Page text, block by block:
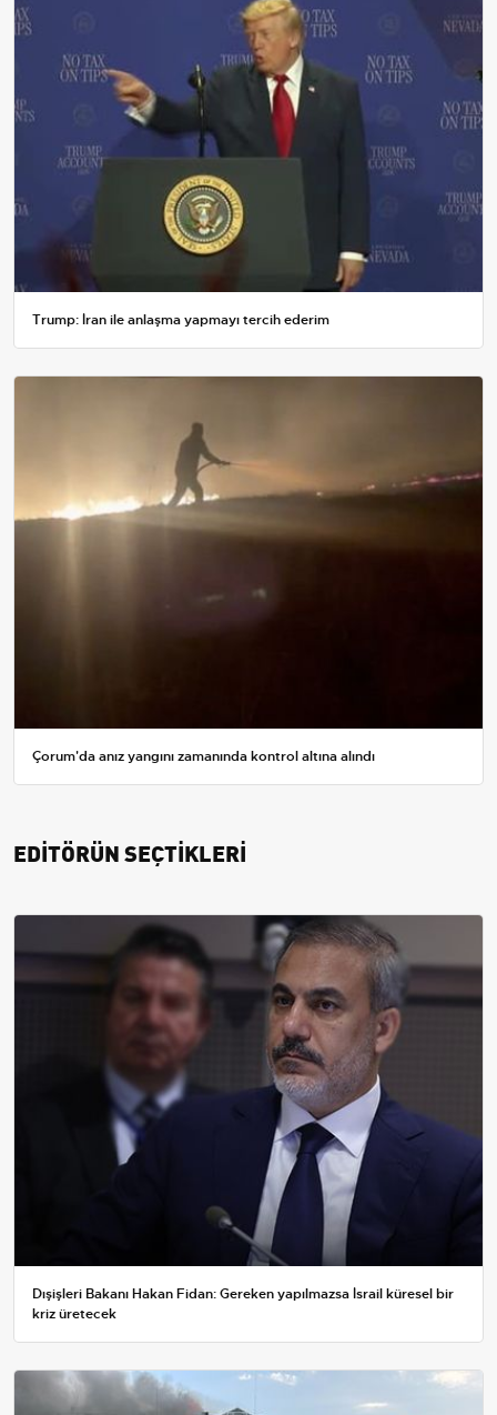
Trump: İran ile anlaşma yapmayı tercih ederim
Çorum'da anız yangını zamanında kontrol altına alındı
EDİTÖRÜN SEÇTİKLERİ
Dışişleri Bakanı Hakan Fidan: Gereken yapılmazsa İsrail küresel bir
kriz üretecek